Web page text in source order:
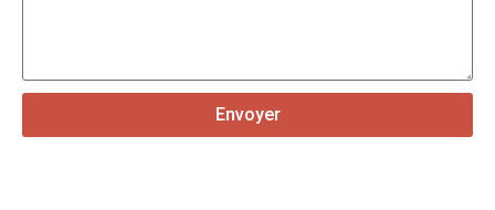
Envoyer